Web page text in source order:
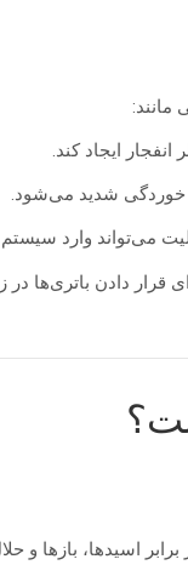
مانند:
ایجاد کند.
خوردگی شدید می‌شود.
می‌تواند وارد
دادن باتری‌ها
اسیدها، بازها